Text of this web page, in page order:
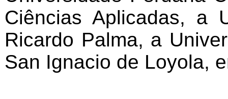
Ciências Aplicadas, a
Ricardo Palma, a
San Ignacio de Loyola,